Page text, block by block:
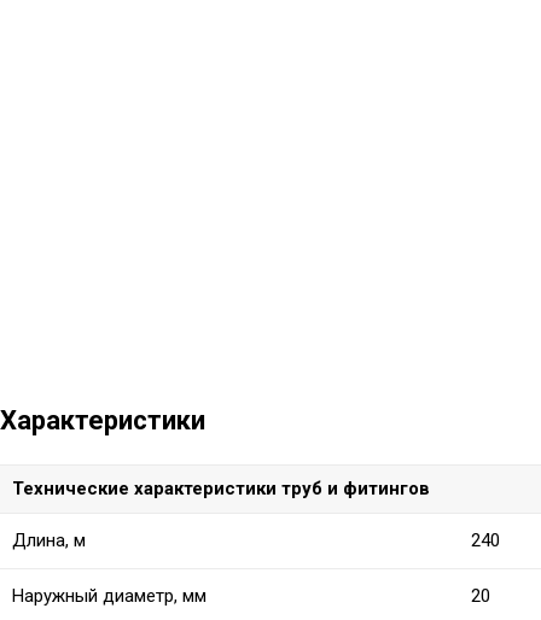
Характеристики
Технические характеристики труб и фитингов
Длина, м 240
Наружный диаметр, мм 20